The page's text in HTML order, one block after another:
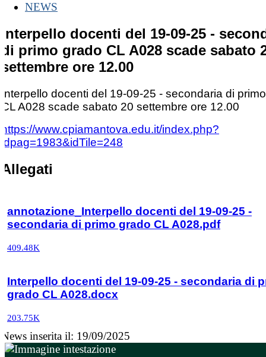
NEWS
Interpello docenti del 19-09-25 -
di primo grado CL A028 scade sabato
settembre ore 12.00
Interpello docenti del 19-09-25 - secondaria di
CL A028 scade sabato 20 settembre ore 12.00
https://www.cpiamantova.edu.it/index.php?
idpag=1983&idTile=248
Allegati
annotazione_Interpello docenti del 19-09-25 -
secondaria di primo grado CL A028.pdf
409.48K
Interpello docenti del 19-09-25 - secondaria di
grado CL A028.docx
203.75K
News inserita il: 19/09/2025